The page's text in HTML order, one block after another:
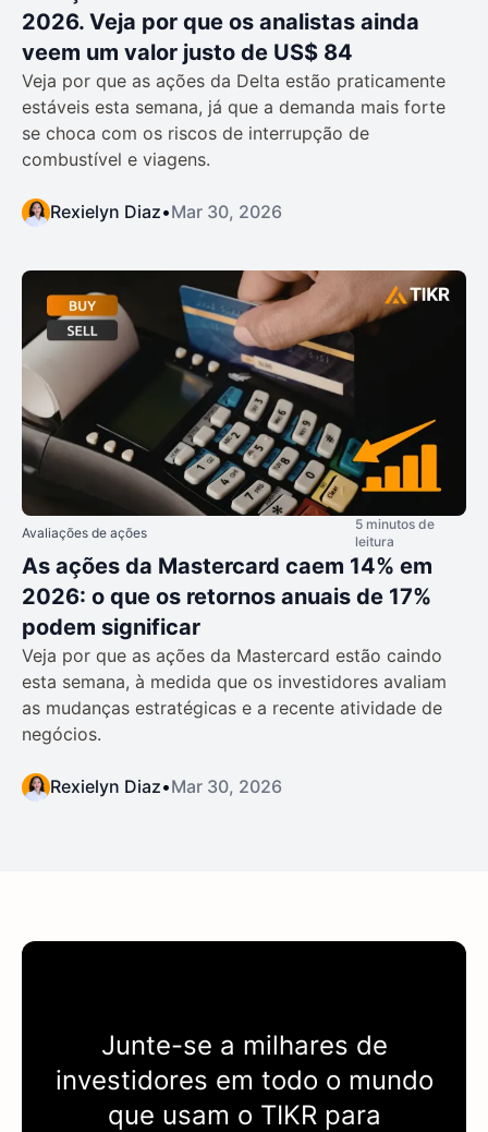
2026. Veja por que os analistas ainda
veem um valor justo de US$ 84
Veja por que as ações da Delta estão praticamente
estáveis esta semana, já que a demanda mais forte
se choca com os riscos de interrupção de
combustível e viagens.
Rexielyn Diaz•Mar 30, 2026
Avaliações de ações
5 minutos de
leitura
As ações da Mastercard caem 14% em
2026: o que os retornos anuais de 17%
podem significar
Veja por que as ações da Mastercard estão caindo
esta semana, à medida que os investidores avaliam
as mudanças estratégicas e a recente atividade de
negócios.
Rexielyn Diaz•Mar 30, 2026
Junte-se a milhares de
investidores em todo o mundo
que usam o TIKRpara